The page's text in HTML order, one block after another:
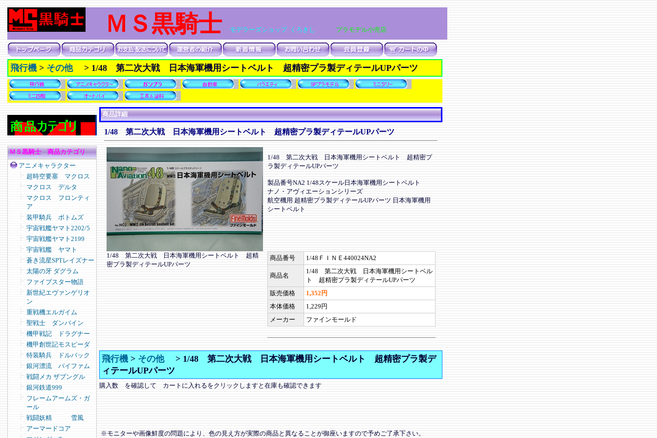
ＭＳ黒騎士 モデラーズショップ くろきし プラモデル小売店
飛行機 > その他 > 1/48 第二次大戦 日本海軍機用シートベルト 超精密プラ製ディテールUPパーツ
ＭＳ黒騎士 商品カテゴリ
アニメキャラクター
超時空要塞 マクロス
マクロス デルタ
マクロス フロンティ
ア
装甲騎兵 ボトムズ
宇宙戦艦ヤマト2202/5
宇宙戦艦ヤマト2199
宇宙戦艦 ヤマト
蒼き流星SPTレイズナー
太陽の牙 ダグラム
ファイブスター物語
新世紀エヴァンゲリオ
ン
重戦機エルガイム
聖戦士 ダンバイン
機甲戦記 ドラグナー
機甲創世記モスピーダ
特装騎兵 ドルバック
銀河漂流 バイファム
戦闘メカ ザブングル
銀河鉄道999
フレームアームズ・ガ
ール
戦闘妖精 雪風
アーマードコア
商品詳細
1/48 第二次大戦 日本海軍機用シートベルト 超精密プラ製ディテールUPパーツ
1/48 第二次大戦 日本海軍機用シートベルト 超精
密プラ製ディテールUPパーツ
1/48 第二次大戦 日本海軍機用シートベルト 超精密プ
ラ製ディテールUPパーツ
製品番号NA2 1/48スケール日本海軍機用シートベルト
ナノ・アヴィエーションシリーズ
航空機用 超精密プラ製ディテールUPパーツ 日本海軍機用
シートベルト
商品番号 1/48ＦＩＮＥ440024NA2
商品名
1/48 第二次大戦 日本海軍機用シートベル
ト 超精密プラ製ディテールUPパーツ
販売価格
1,352円
本体価格
1,229円
メーカー
ファインモールド
飛行機 > その他 > 1/48 第二次大戦 日本海軍機用シートベルト 超精密プラ製デ
ィテールUPパーツ
購入数 を確認して カートに入れるをクリックしますと在庫も確認できます
※モニターや画像鮮度の問題により、色の見え方が実際の商品と異なることが御座いますので予めご了承下さい。